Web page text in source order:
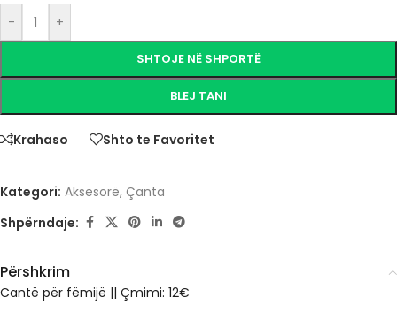
- +
SHTOJE NË SHPORTË
BLEJ TANI
Krahaso Shto te Favoritet
Kategori: Aksesorë, Çanta
Shpërndaje:
Përshkrim
Cantë për fëmijë || Çmimi: 12€